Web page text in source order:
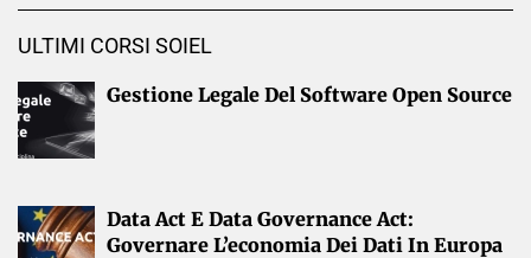
ULTIMI CORSI SOIEL
Gestione Legale Del Software Open Source
Data Act E Data Governance Act:
Governare L’economia Dei Dati In Europa